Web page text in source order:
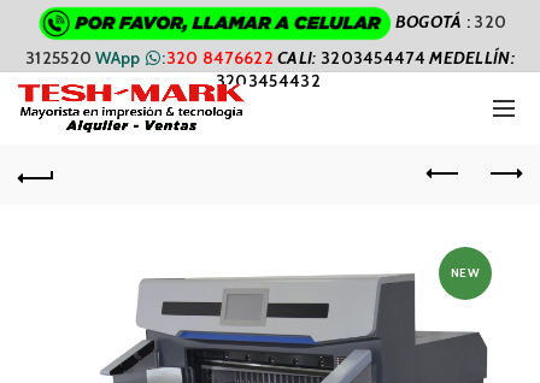
BOGOTÁ : 320
3125520WApp :320 8476622 CALI: 3203454474MEDELLÍN:
3203454432
NEW